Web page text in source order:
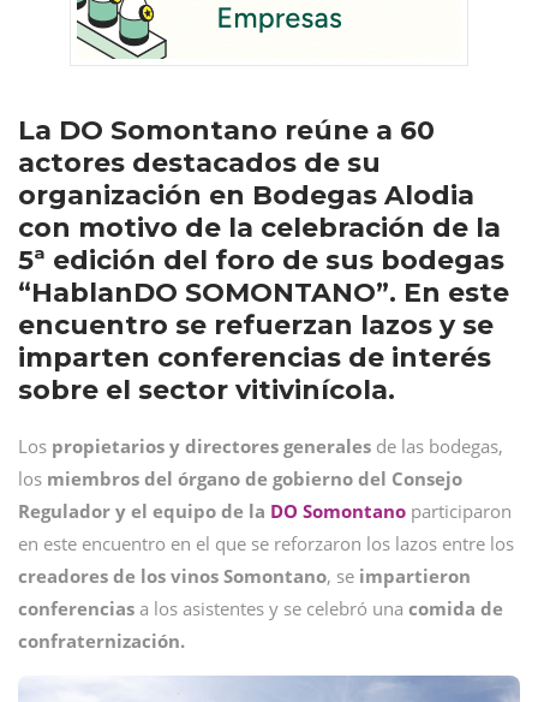
La DO Somontano reúne a 60
actores destacados de su
organización en Bodegas Alodia
con motivo de la celebración de la
5ª edición del foro de sus bodegas
“HablanDO SOMONTANO”. En este
encuentro se refuerzan lazos y se
imparten conferencias de interés
sobre el sector vitivinícola.
Los propietarios y directores generales de las bodegas,
los miembros del órgano de gobierno del Consejo
Regulador y el equipo de la DO Somontano participaron
en este encuentro en el que se reforzaron los lazos entre los
creadores de los vinos Somontano, se impartieron
conferencias a los asistentes y se celebró una comida de
confraternización.